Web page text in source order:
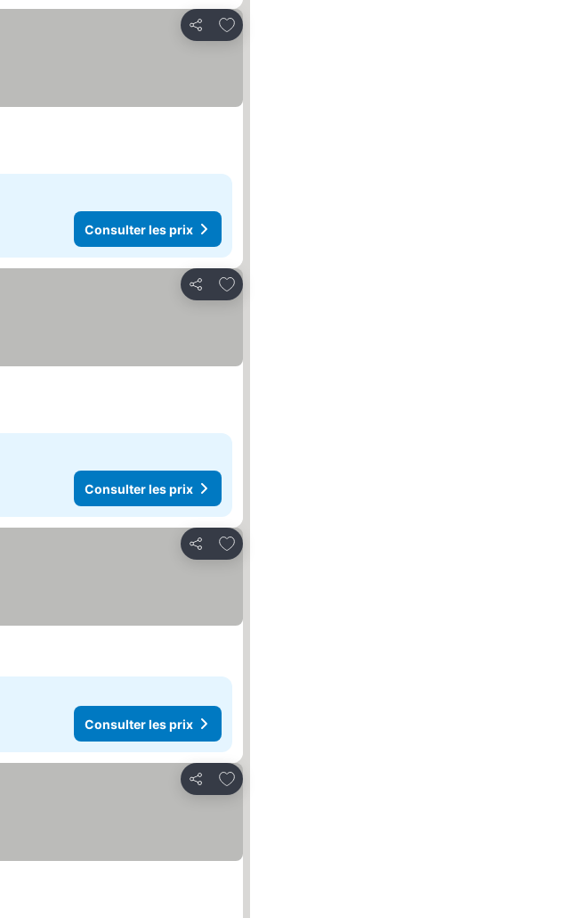
Partager
Ajouter à mes favoris
Consulter les prix
Partager
Ajouter à mes favoris
Consulter les prix
Partager
Ajouter à mes favoris
Consulter les prix
Partager
Ajouter à mes favoris